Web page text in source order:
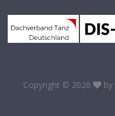
Copyright © 2026 by